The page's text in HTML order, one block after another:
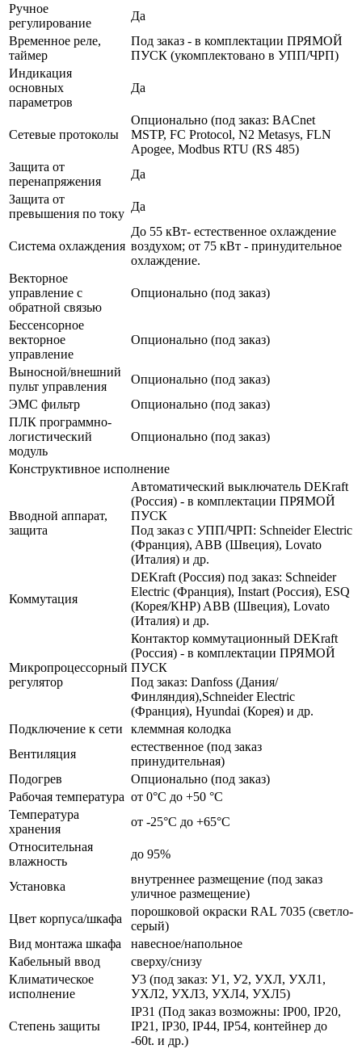
Ручное
регулирование
Да
Временное реле,
таймер
Под заказ - в комплектации ПРЯМОЙ
ПУСК (укомплектовано в УПП/ЧРП)
Индикация
основных
параметров
Да
Сетевые протоколы
Опционально (под заказ: BACnet
MSTP, FC Protocol, N2 Metasys, FLN
Apogee, Modbus RTU (RS 485)
Защита от
перенапряжения
Да
Защита от
превышения по току
Да
Система охлаждения
До 55 кВт- естественное охлаждение
воздухом; от 75 кВт - принудительное
охлаждение.
Векторное
управление с
обратной связью
Опционально (под заказ)
Бессенсорное
векторное
управление
Опционально (под заказ)
Выносной/внешний
пульт управления
Опционально (под заказ)
ЭМС фильтр
Опционально (под заказ)
ПЛК программно-
логистический
модуль
Опционально (под заказ)
Конструктивное исполнение
Вводной аппарат,
защита
Автоматический выключатель DEKraft
(Россия) - в комплектации ПРЯМОЙ
ПУСК
Под заказ с УПП/ЧРП: Schneider Electric
(Франция), ABB (Швеция), Lovato
(Италия) и др.
Коммутация
DEKraft (Россия) под заказ: Schneider
Electric (Франция), Instart (Россия), ESQ
(Корея/КНР) ABB (Швеция), Lovato
(Италия) и др.
Микропроцессорный
регулятор
Контактор коммутационный DEKraft
(Россия) - в комплектации ПРЯМОЙ
ПУСК
Под заказ: Danfoss (Дания/
Финляндия),Schneider Electric
(Франция), Hyundai (Корея) и др.
Подключение к сети
клеммная колодка
Вентиляция
естественное (под заказ
принудительная)
Подогрев
Опционально (под заказ)
Рабочая температура от 0°C до +50 °C
Температура
хранения
от -25°C до +65°C
Относительная
влажность
до 95%
Установка
внутреннее размещение (под заказ
уличное размещение)
Цвет корпуса/шкафа
порошковой окраски RAL 7035 (светло-
серый)
Вид монтажа шкафа
навесное/напольное
Кабельный ввод
сверху/снизу
Климатическое
исполнение
У3 (под заказ: У1, У2, УХЛ, УХЛ1,
УХЛ2, УХЛ3, УХЛ4, УХЛ5)
Степень защиты
IP31 (Под заказ возможны: IP00, IP20,
IP21, IP30, IP44, IP54, контейнер до
-60t. и др.)